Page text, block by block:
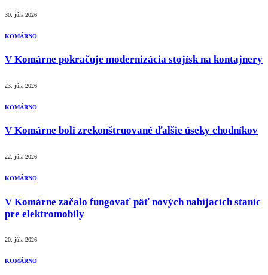
30. júla 2026
KOMÁRNO
V Komárne pokračuje modernizácia stojísk na kontajnery
23. júla 2026
KOMÁRNO
V Komárne boli zrekonštruované ďalšie úseky chodníkov
22. júla 2026
KOMÁRNO
V Komárne začalo fungovať päť nových nabíjacích staníc
pre elektromobily
20. júla 2026
KOMÁRNO